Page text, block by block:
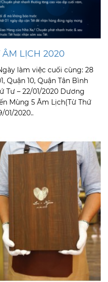
ÂM LỊCH 2020
làm việc cuối cùng: 28
Quận 10, Quận Tân Bình
Tư – 22/01/2020 Dương
Mùng 5 Âm Lịch(Từ Thứ
01/2020..